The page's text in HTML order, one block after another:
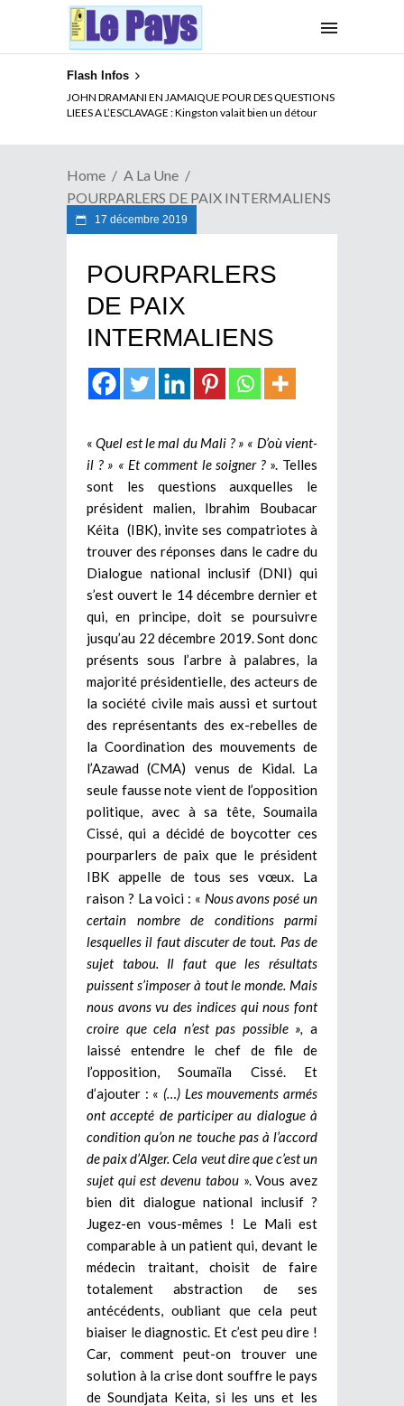
Flash Infos
JOHN DRAMANI EN JAMAIQUE POUR DES QUESTIONS
LIEES A L’ESCLAVAGE : Kingston valait bien un détour
ELECTION DE TALON A LA TETE DU SENAT BENINOIS :
Quand Patrice quitte le pouvoir sans partir !
Home
A La Une
POURPARLERS DE PAIX INTERMALIENS
17 décembre 2019
POURPARLERS
DE PAIX
INTERMALIENS
«Quel est le mal du Mali ? » « D’où vient-
il ? » « Et comment le soigner ? ». Telles
sont les questions auxquelles le
président malien, Ibrahim Boubacar
Kéita (IBK), invite ses compatriotes à
trouver des réponses dans le cadre du
Dialogue national inclusif (DNI) qui
s’est ouvert le 14 décembre dernier et
qui, en principe, doit se poursuivre
jusqu’au 22 décembre 2019. Sont donc
présents sous l’arbre à palabres, la
majorité présidentielle, des acteurs de
la société civile mais aussi et surtout
des représentants des ex-rebelles de
la Coordination des mouvements de
l’Azawad (CMA) venus de Kidal. La
seule fausse note vient de l’opposition
politique, avec à sa tête, Soumaila
Cissé, qui a décidé de boycotter ces
pourparlers de paix que le président
IBK appelle de tous ses vœux. La
raison ? La voici : « Nous avons posé un
certain nombre de conditions parmi
lesquelles il faut discuter de tout. Pas de
sujet tabou. Il faut que les résultats
puissent s’imposer à tout le monde. Mais
nous avons vu des indices qui nous font
croire que cela n’est pas possible »,
a
laissé entendre le chef de file de
l’opposition, Soumaïla Cissé. Et
d’ajouter : « (…) Les mouvements armés
ont accepté de participer au dialogue à
condition qu’on ne touche pas à l’accord
de paix d’Alger. Cela veut dire que c’est un
sujet qui est devenu tabou». Vous avez
bien dit dialogue national inclusif ?
Jugez-en vous-mêmes ! Le Mali est
comparable à un patient qui, devant le
médecin traitant, choisit de faire
totalement abstraction de ses
antécédents, oubliant que cela peut
biaiser le diagnostic. Et c’est peu dire !
Car, comment peut-on trouver une
solution à la crise dont souffre le pays
de Soundjata Keita, si les uns et les